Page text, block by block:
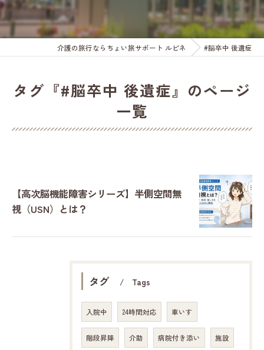
介護の旅行ならちょい旅サポート ルピネ #脳卒中 後遺症
タグ『#脳卒中 後遺症』のページ
一覧
【高次脳機能障害シリーズ】半側空間無
視（USN）とは？
タグ Tags
入院中 24時間対応 車いす
階段昇降 介助 病院付き添い 施設